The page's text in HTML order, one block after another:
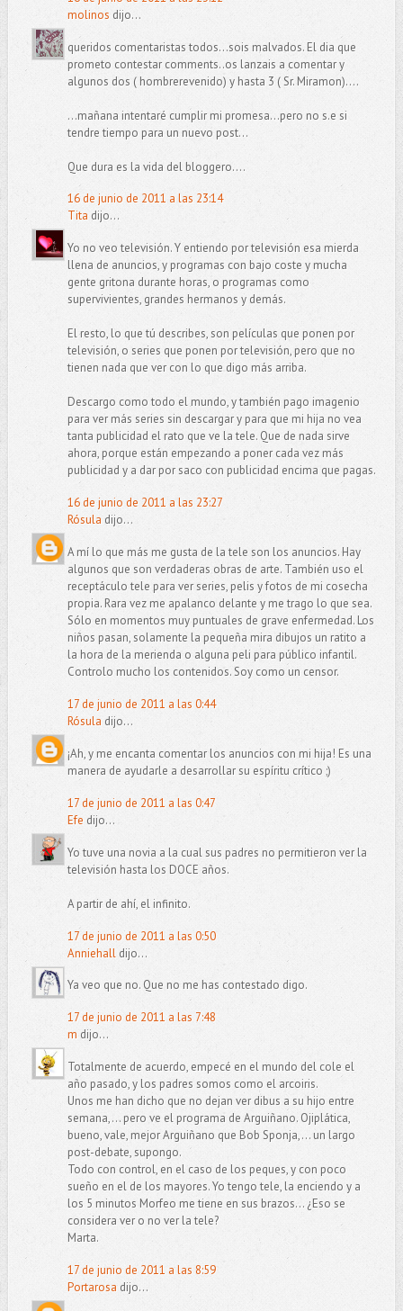
molinos dijo...
queridos comentaristas todos...sois malvados. El dia que
prometo contestar comments..os lanzais a comentar y
algunos dos ( hombrerevenido) y hasta 3 ( Sr. Miramon)....
...mañana intentaré cumplir mi promesa...pero no s.e si
tendre tiempo para un nuevo post...
Que dura es la vida del bloggero....
16 de junio de 2011 a las 23:14
Tita dijo...
Yo no veo televisión. Y entiendo por televisión esa mierda
llena de anuncios, y programas con bajo coste y mucha
gente gritona durante horas, o programas como
supervivientes, grandes hermanos y demás.
El resto, lo que tú describes, son películas que ponen por
televisión, o series que ponen por televisión, pero que no
tienen nada que ver con lo que digo más arriba.
Descargo como todo el mundo, y también pago imagenio
para ver más series sin descargar y para que mi hija no vea
tanta publicidad el rato que ve la tele. Que de nada sirve
ahora, porque están empezando a poner cada vez más
publicidad y a dar por saco con publicidad encima que pagas.
16 de junio de 2011 a las 23:27
Rósula dijo...
A mí lo que más me gusta de la tele son los anuncios. Hay
algunos que son verdaderas obras de arte. También uso el
receptáculo tele para ver series, pelis y fotos de mi cosecha
propia. Rara vez me apalanco delante y me trago lo que sea.
Sólo en momentos muy puntuales de grave enfermedad. Los
niños pasan, solamente la pequeña mira dibujos un ratito a
la hora de la merienda o alguna peli para público infantil.
Controlo mucho los contenidos. Soy como un censor.
17 de junio de 2011 a las 0:44
Rósula dijo...
¡Ah, y me encanta comentar los anuncios con mi hija! Es una
manera de ayudarle a desarrollar su espíritu crítico ;)
17 de junio de 2011 a las 0:47
Efe dijo...
Yo tuve una novia a la cual sus padres no permitieron ver la
televisión hasta los DOCE años.
A partir de ahí, el infinito.
17 de junio de 2011 a las 0:50
Anniehalldijo...
Ya veo que no. Que no me has contestado digo.
17 de junio de 2011 a las 7:48
m dijo...
Totalmente de acuerdo, empecé en el mundo del cole el
año pasado, y los padres somos como el arcoiris.
Unos me han dicho que no dejan ver dibus a su hijo entre
semana,... pero ve el programa de Arguiñano. Ojiplática,
bueno, vale, mejor Arguiñano que Bob Sponja,... un largo
post-debate, supongo.
Todo con control, en el caso de los peques, y con poco
sueño en el de los mayores. Yo tengo tele, la enciendo y a
los 5 minutos Morfeo me tiene en sus brazos... ¿Eso se
considera ver o no ver la tele?
Marta.
17 de junio de 2011 a las 8:59
Portarosa dijo...